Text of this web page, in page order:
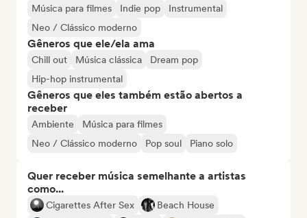
Música para filmes Indie pop
Instrumental
Neo / Clássico moderno
Gêneros que ele/ela ama
Chill out Música clássica
Dream pop
Hip-hop instrumental
Gêneros que eles também estão abertos a
receber
Ambiente
Música para filmes
Neo / Clássico moderno
Pop soul Piano solo
Quer receber música semelhante a artistas
como...
Cigarettes After Sex
Beach House